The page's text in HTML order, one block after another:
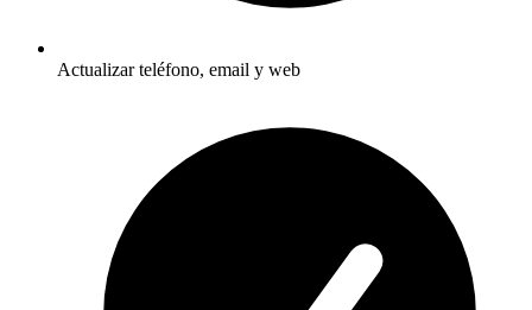
Actualizar teléfono, email y web